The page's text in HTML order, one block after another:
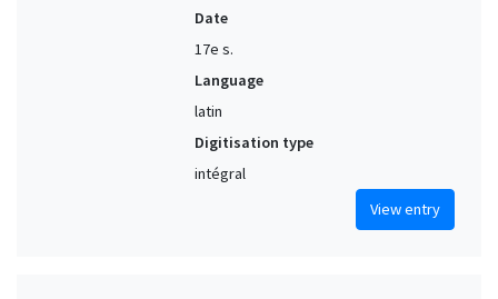
Date
17e s.
Language
latin
Digitisation type
intégral
View entry